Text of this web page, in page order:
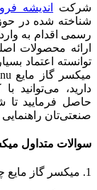
شرکت اندیشه
شناخته‌ شده در
ارائه محصولات
توانسته اعتماد
دارید،
حاصل فرمایید تا
صنعتی‌تان راهنمایی
سوالات متداول
1. میکسر گاز مایع چیست و چرا در صنایع ضروری است؟